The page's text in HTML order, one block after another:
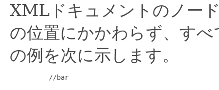
XMLドキュメントのノー
の位置にかかわらず、すべ
の例を次に示します。
     //bar